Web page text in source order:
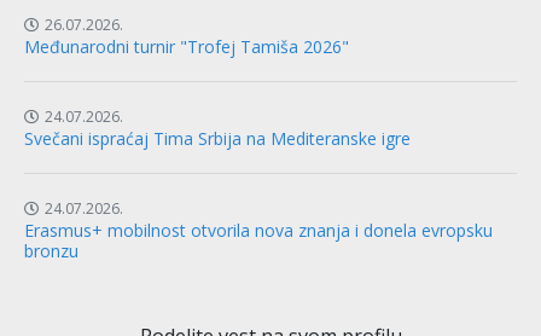
26.07.2026.
Međunarodni turnir "Trofej Tamiša 2026"
24.07.2026.
Svečani ispraćaj Tima Srbija na Mediteranske igre
24.07.2026.
Erasmus+ mobilnost otvorila nova znanja i donela evropsku
bronzu